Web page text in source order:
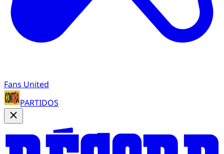
Fans United
PARTIDOS